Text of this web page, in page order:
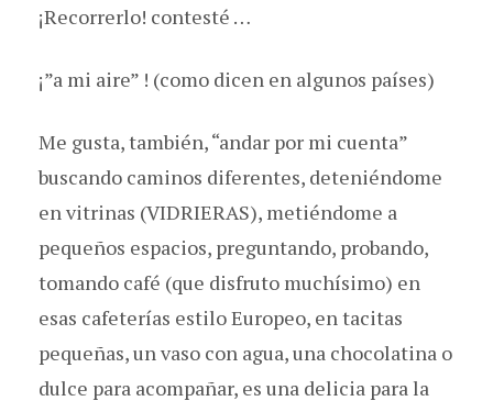
¡Recorrerlo! contesté …
¡”a mi aire” ! (como dicen en algunos países)
Me gusta, también, “andar por mi cuenta”
buscando caminos diferentes, deteniéndome
en vitrinas (VIDRIERAS), metiéndome a
pequeños espacios, preguntando, probando,
tomando café (que disfruto muchísimo) en
esas cafeterías estilo Europeo, en tacitas
pequeñas, un vaso con agua, una chocolatina o
dulce para acompañar, es una delicia para la